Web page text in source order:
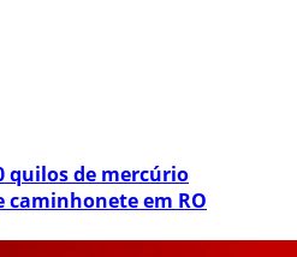
quilos de mercúrio
caminhonete em RO